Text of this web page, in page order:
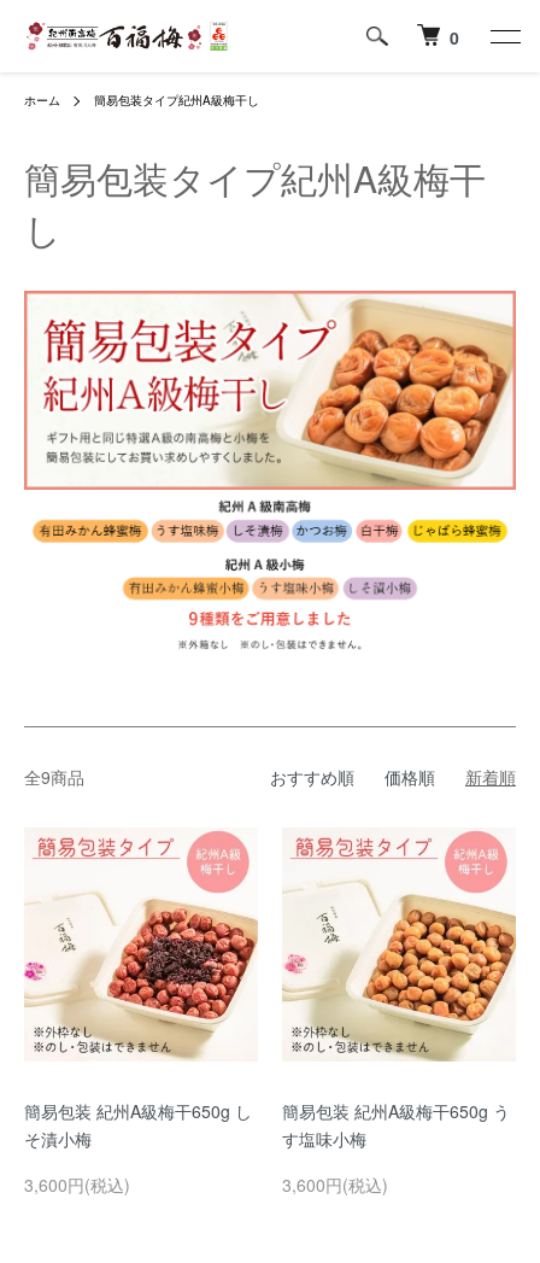
0
ホーム 簡易包装タイプ紀州A級梅干し
簡易包装タイプ紀州A級梅干
し
全9商品 おすすめ順 価格順 新着順
簡易包装 紀州A級梅干650g し
そ漬小梅
3,600円(税込)
簡易包装 紀州A級梅干650g う
す塩味小梅
3,600円(税込)